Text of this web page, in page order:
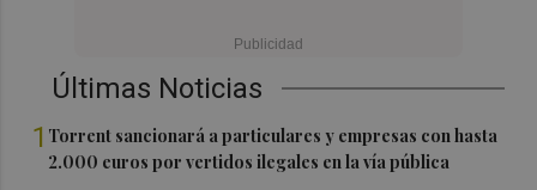
Últimas Noticias
1 Torrent sancionará a particulares y empresas con hasta
2.000 euros por vertidos ilegales en la vía pública